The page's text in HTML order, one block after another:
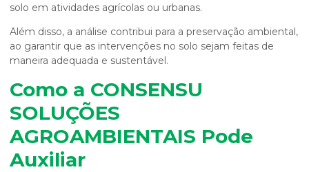
solo em atividades agrícolas ou urbanas.
Além disso, a análise contribui para a preservação ambiental,
ao garantir que as intervenções no solo sejam feitas de
maneira adequada e sustentável.
Como a CONSENSU
SOLUÇÕES
AGROAMBIENTAIS Pode
Auxiliar